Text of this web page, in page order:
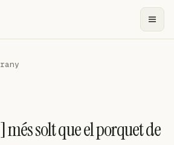
solt que el porquet de